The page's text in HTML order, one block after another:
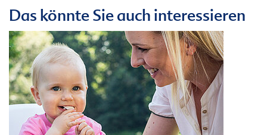
Das könnte Sie auch interessieren